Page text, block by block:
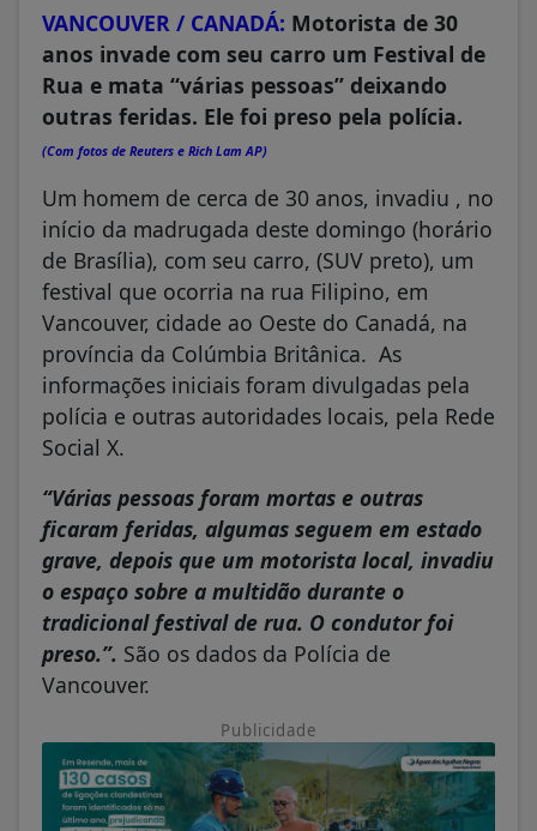
VANCOUVER / CANADÁ: Motorista de 30
anos invade com seu carro um Festival de
Rua e mata “várias pessoas” deixando
outras feridas. Ele foi preso pela polícia.
(Com fotos de Reuters e Rich Lam AP)
Um homem de cerca de 30 anos, invadiu , no
início da madrugada deste domingo (horário
de Brasília), com seu carro, (SUV preto), um
festival que ocorria na rua Filipino, em
Vancouver, cidade ao Oeste do Canadá, na
província da Colúmbia Britânica. As
informações iniciais foram divulgadas pela
polícia e outras autoridades locais, pela Rede
Social X.
“Várias pessoas foram mortas e outras
ficaram feridas, algumas seguem em estado
grave, depois que um motorista local, invadiu
o espaço sobre a multidão durante o
tradicional festival de rua. O condutor foi
preso.”. São os dados da Polícia de
Vancouver.
Publicidade